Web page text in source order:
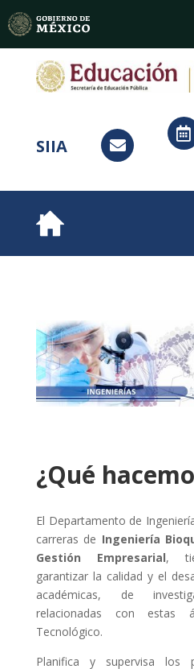
SIIA 

¿Qué
El Departamento de
carreras de Ingeniería
Gestión Empresarial,
garantizar la calidad y el
académicas, de
relacionadas con estas
Tecnológico.
Planifica y supervisa los